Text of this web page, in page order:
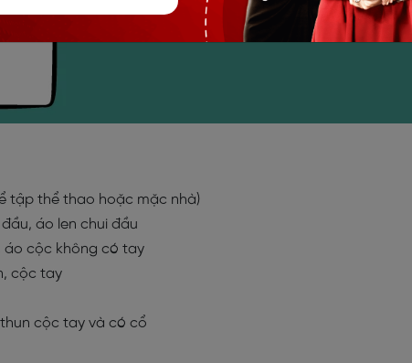
tập thể thao hoặc mặc nhà)
đầu, áo len chui đầu
áo cộc không có tay
cộc tay
thun cộc tay và có cổ